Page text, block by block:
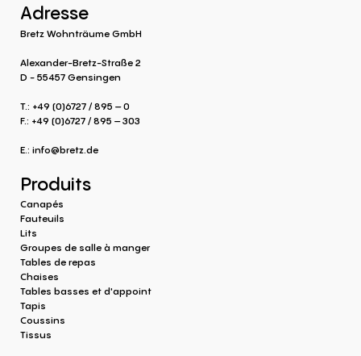
Adresse
Bretz Wohnträume GmbH
Alexander-Bretz-Straße 2
D - 55457 Gensingen
T.: +49 (0)6727 / 895 – 0
F.: +49 (0)6727 / 895 – 303
E.: info@bretz.de
Produits
Canapés
Fauteuils
Lits
Groupes de salle à manger
Tables de repas
Chaises
Tables basses et d'appoint
Tapis
Coussins
Tissus